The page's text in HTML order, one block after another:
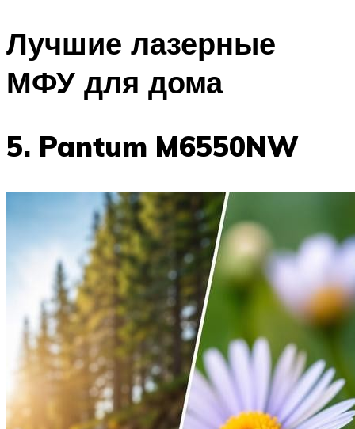
Лучшие лазерные
МФУ для дома
5. Pantum M6550NW